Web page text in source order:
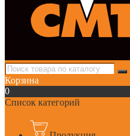
Корзина
0
Список категорий